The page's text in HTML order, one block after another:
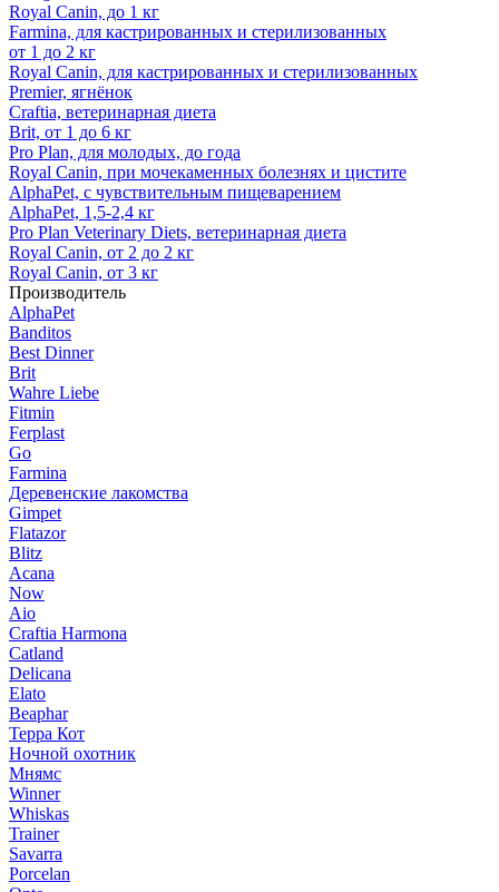
Royal Canin, до 1 кг
Farmina, для кастрированных и стерилизованных
от 1 до 2 кг
Royal Canin, для кастрированных и стерилизованных
Premier, ягнёнок
Craftia, ветеринарная диета
Brit, от 1 до 6 кг
Pro Plan, для молодых, до года
Royal Canin, при мочекаменных болезнях и цистите
AlphaPet, с чувствительным пищеварением
AlphaPet, 1,5-2,4 кг
Pro Plan Veterinary Diets, ветеринарная диета
Royal Canin, от 2 до 2 кг
Royal Canin, от 3 кг
Производитель
AlphaPet
Banditos
Best Dinner
Brit
Wahre Liebe
Fitmin
Ferplast
Go
Farmina
Деревенские лакомства
Gimpet
Flatazor
Blitz
Acana
Now
Aio
Craftia Harmona
Catland
Delicana
Elato
Beaphar
Терра Кот
Ночной охотник
Мнямс
Winner
Whiskas
Trainer
Savarra
Porcelan